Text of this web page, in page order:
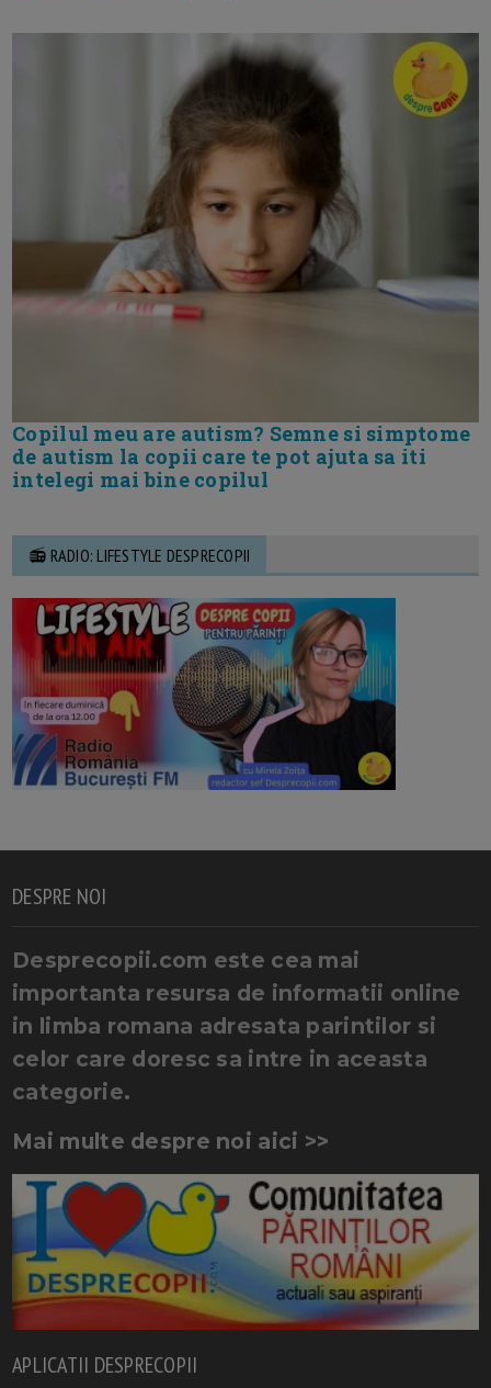
Copilul meu are autism? Semne si simptome
de autism la copii care te pot ajuta sa iti
intelegi mai bine copilul
📻 RADIO: LIFESTYLE DESPRECOPII
DESPRE NOI
Desprecopii.com este cea mai
importanta resursa de informatii online
in limba romana adresata parintilor si
celor care doresc sa intre in aceasta
categorie.
Mai multe despre noi aici >>
APLICATII DESPRECOPII